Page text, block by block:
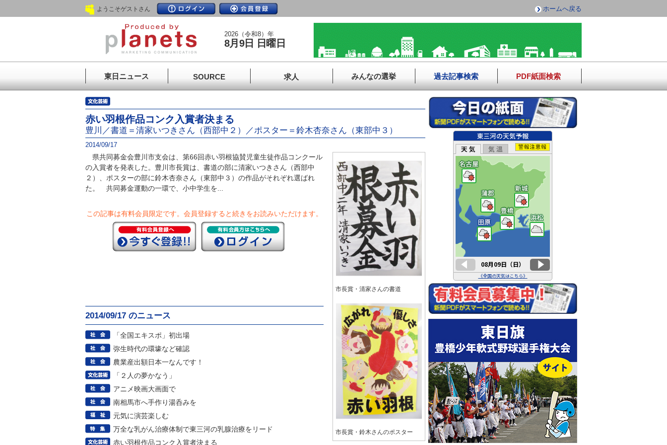
ようこそゲストさん ホームへ戻る
2026（令和8）年
8月9日 日曜日
東日ニュース SOURCE 求人 みんなの選挙 過去記事検索 PDF紙面検索
赤い羽根作品コンク入賞者決まる
豊川／書道＝清家いつきさん（西部中２）／ポスター＝鈴木杏奈さん（東部中３）
2014/09/17
県共同募金会豊川市支会は、第66回赤い羽根協賛児童生徒作品コンクール
の入賞者を発表した。豊川市長賞は、書道の部に清家いつきさん（西部中
２）、ポスターの部に鈴木杏奈さん（東部中３）の作品がそれぞれ選ばれ
た。 共同募金運動の一環で、小中学生を...
この記事は有料会員限定です。 会員登録すると続きをお読みいただけます。
2014/09/17 のニュース
「全国エキスポ」初出場
弥生時代の環壕など確認
農業産出額日本一なんです！
「２人の夢かなう」
アニメ映画大画面で
南相馬市へ手作り湯呑みを
元気に演芸楽しむ
万全な乳がん治療体制で東三河の乳腺治療をリード
赤い羽根作品コンク入賞者決まる
市長賞・清家さんの書道
市長賞・鈴木さんのポスター